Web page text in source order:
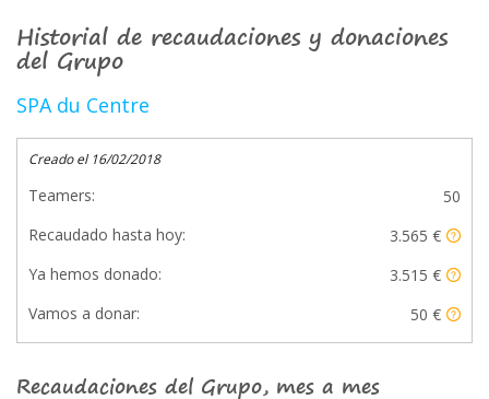
Historial de recaudaciones y donaciones
del Grupo
SPA du Centre
Creado el 16/02/2018
Teamers:
50
Recaudado hasta hoy:
3.565 €
Ya hemos donado:
3.515 €
Vamos a donar:
50 €
Recaudaciones del Grupo, mes a mes